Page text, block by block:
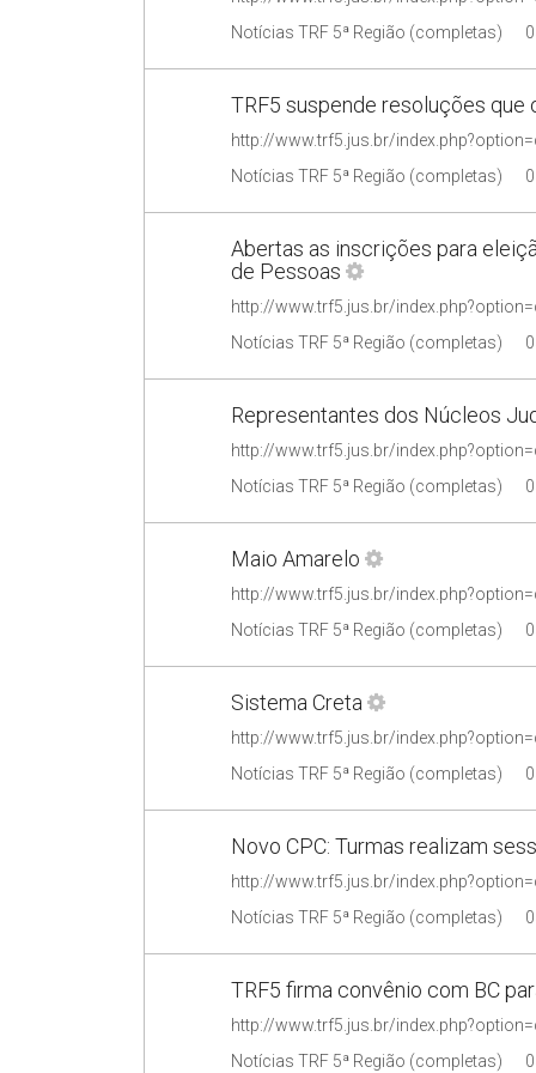
Notícias TRF 5ª Região (completas)
TRF5 suspende resoluções
Notícias TRF 5ª Região (completas)
Abertas as inscrições para
de Pessoas
Notícias TRF 5ª Região (completas)
Representantes dos Núcleos
Notícias TRF 5ª Região (completas)
Maio Amarelo
Notícias TRF 5ª Região (completas)
Sistema Creta
Notícias TRF 5ª Região (completas)
Novo CPC: Turmas realizam
Notícias TRF 5ª Região (completas)
TRF5 firma convênio com BC
Notícias TRF 5ª Região (completas)